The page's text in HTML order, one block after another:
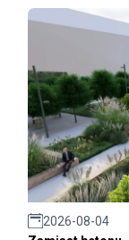
2026-08-04